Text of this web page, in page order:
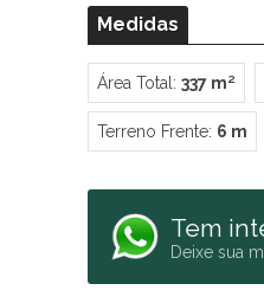
Medidas
Área Total: 337 m²
Terreno Frente: 6 m
Tem
Deixe sua